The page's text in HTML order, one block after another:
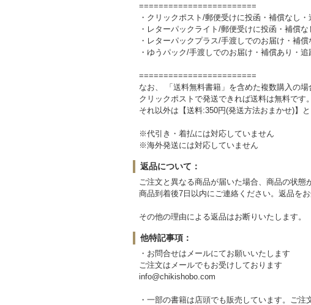
========================
・クリックポスト/郵便受けに投函・補償なし・
・レターパックライト/郵便受けに投函・補償な
・レターパックプラス/手渡しでのお届け・補
・ゆうパック/手渡しでのお届け・補償あり・追
========================
なお、 「送料無料書籍」を含めた複数購入の場
クリックポストで発送できれば送料は無料です。
それ以外は【送料:350円(発送方法おまかせ)】と
※代引き・着払には対応していません
※海外発送には対応していません
返品について：
ご注文と異なる商品が届いた場合、商品の状態
商品到着後7日以内にご連絡ください。返品を
その他の理由による返品はお断りいたします。
他特記事項：
・お問合せはメールにてお願いいたします
ご注文はメールでもお受けしております
info@chikishobo.com
・一部の書籍は店頭でも販売しています。ご注